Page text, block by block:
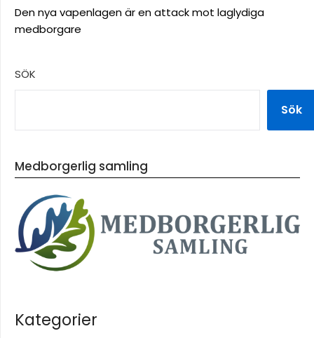
Den nya vapenlagen är en attack mot laglydiga
medborgare
SÖK
Sök
Medborgerlig samling
Kategorier